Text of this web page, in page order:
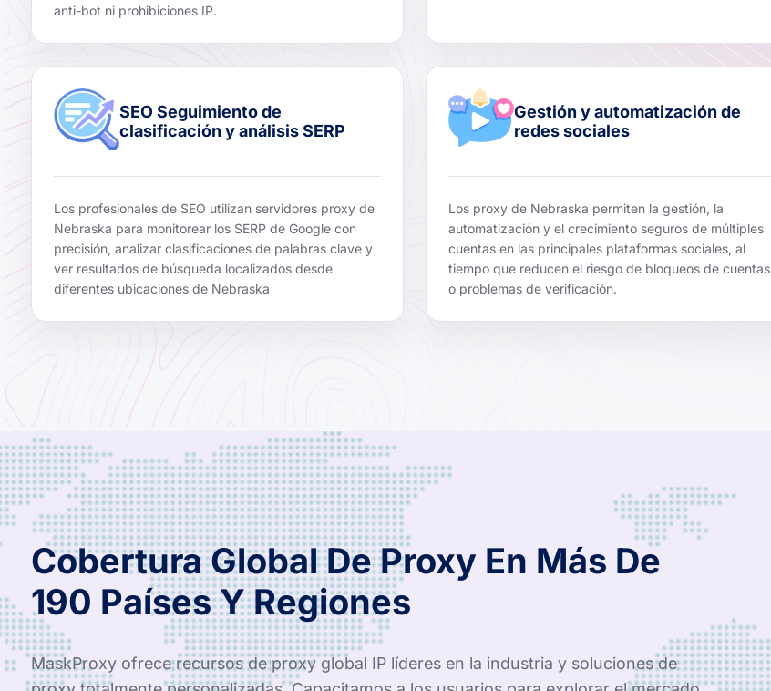
anti-bot ni prohibiciones IP.
SEO Seguimiento de
clasificación y análisis SERP
Los profesionales de SEO utilizan servidores proxy de
Nebraska para monitorear los SERP de Google con
precisión, analizar clasificaciones de palabras clave y
ver resultados de búsqueda localizados desde
diferentes ubicaciones de Nebraska
Gestión y automatización de
redes sociales
Los proxy de Nebraska permiten la gestión, la
automatización y el crecimiento seguros de múltiples
cuentas en las principales plataformas sociales, al
tiempo que reducen el riesgo de bloqueos de cuentas
o problemas de verificación.
Cobertura Global De Proxy En Más De
190 Países Y Regiones
MaskProxy ofrece recursos de proxy global IP líderes en la industria y soluciones de